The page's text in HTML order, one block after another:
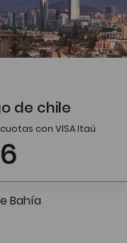
de chile
con VISA Itaú